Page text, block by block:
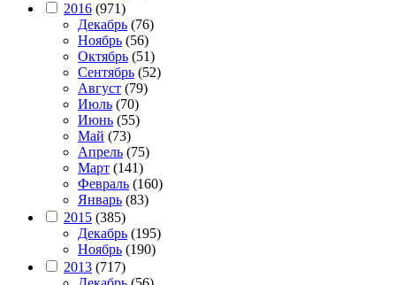
2016 (971)
Декабрь (76)
Ноябрь (56)
Октябрь (51)
Сентябрь (52)
Август (79)
Июль (70)
Июнь (55)
Май (73)
Апрель (75)
Март (141)
Февраль (160)
Январь (83)
2015 (385)
Декабрь (195)
Ноябрь (190)
2013 (717)